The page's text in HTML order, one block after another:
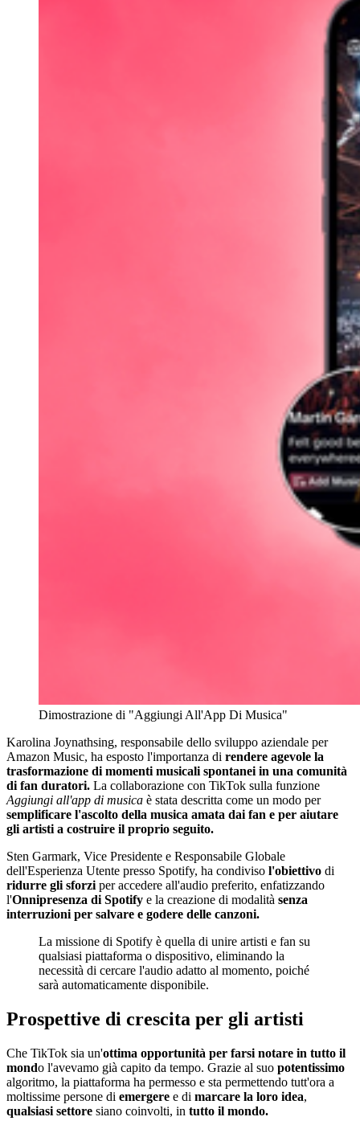
Dimostrazione di "Aggiungi All'App Di Musica"
Karolina Joynathsing, responsabile dello sviluppo aziendale per
Amazon Music, ha esposto l'importanza di rendere agevole la
trasformazione di momenti musicali spontanei in una comunità
di fan duratori. La collaborazione con TikTok sulla funzione
Aggiungi all'app di musica è stata descritta come un modo per
semplificare l'ascolto della musica amata dai fan e per aiutare
gli artisti a costruire il proprio seguito.
Sten Garmark, Vice Presidente e Responsabile Globale
dell'Esperienza Utente presso Spotify, ha condiviso l'obiettivo di
ridurre gli sforzi per accedere all'audio preferito, enfatizzando
l'Onnipresenza di Spotify e la creazione di modalità senza
interruzioni per salvare e godere delle canzoni.
La missione di Spotify è quella di unire artisti e fan su
qualsiasi piattaforma o dispositivo, eliminando la
necessità di cercare l'audio adatto al momento, poiché
sarà automaticamente disponibile.
Prospettive di crescita per gli artisti
Che TikTok sia un'ottima opportunità per farsi notare in tutto il
mondo l'avevamo già capito da tempo. Grazie al suo potentissimo
algoritmo, la piattaforma ha permesso e sta permettendo tutt'ora a
moltissime persone di emergere e di marcare la loro idea,
qualsiasi settore siano coinvolti, in tutto il mondo.